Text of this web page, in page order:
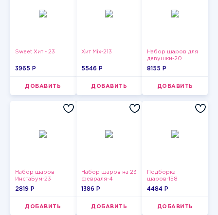
Sweet Хит - 23
3965 P
ДОБАВИТЬ
Хит Mix-213
5546 P
ДОБАВИТЬ
Набор шаров для
девушки-20
8155 P
ДОБАВИТЬ
Набор шаров
ИнстаБум-23
2819 P
ДОБАВИТЬ
Набор шаров на 23
февраля-4
1386 P
ДОБАВИТЬ
Подборка
шаров-158
4484 P
ДОБАВИТЬ